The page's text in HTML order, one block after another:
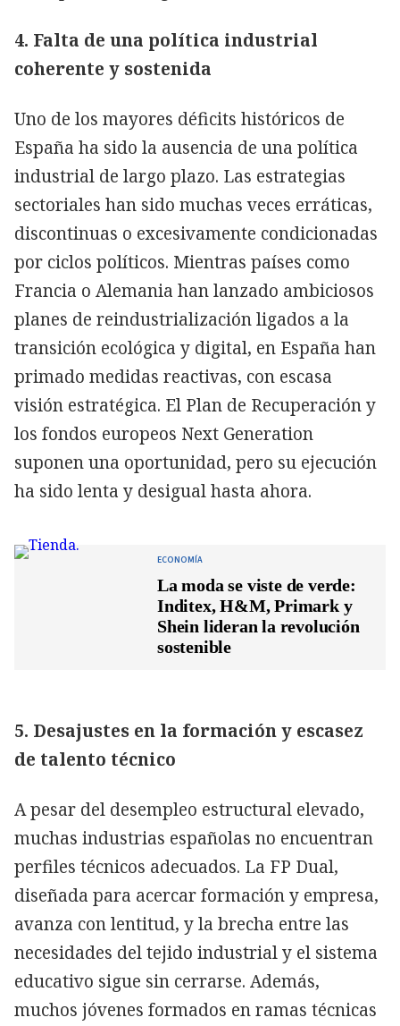
4. Falta de una política industrial
coherente y sostenida
Uno de los mayores déficits históricos de
España ha sido la ausencia de una política
industrial de largo plazo. Las estrategias
sectoriales han sido muchas veces erráticas,
discontinuas o excesivamente condicionadas
por ciclos políticos. Mientras países como
Francia o Alemania han lanzado ambiciosos
planes de reindustrialización ligados a la
transición ecológica y digital, en España han
primado medidas reactivas, con escasa
visión estratégica. El Plan de Recuperación y
los fondos europeos Next Generation
suponen una oportunidad, pero su ejecución
ha sido lenta y desigual hasta ahora.
ECONOMÍA
La moda se viste de verde:
Inditex, H&M, Primark y
Shein lideran la revolución
sostenible
5. Desajustes en la formación y escasez
de talento técnico
A pesar del desempleo estructural elevado,
muchas industrias españolas no encuentran
perfiles técnicos adecuados. La FP Dual,
diseñada para acercar formación y empresa,
avanza con lentitud, y la brecha entre las
necesidades del tejido industrial y el sistema
educativo sigue sin cerrarse. Además,
muchos jóvenes formados en ramas técnicas